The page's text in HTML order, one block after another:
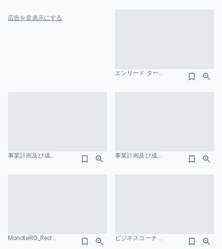
広告を非表示にする
エンリード ターゲット市場のスライドデザイン
事業計画及び成長可能性に関する説明資料-株式会社QDレーザ ソリューションのスライドデザイン 事業計画及び成長可能性に関する事項 株式会社リベロ ターゲット市場のスライドデザイン
MonotaRO_Recruiting Deck_for Enginees サービス概要のスライドデザイン ビジネスコーチ ターゲット市場のスライドデザイン